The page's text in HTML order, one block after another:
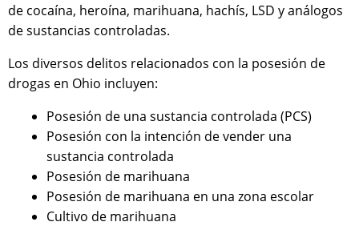
de cocaína, heroína, marihuana, hachís, LSD y análogos
de sustancias controladas.
Los diversos delitos relacionados con la posesión de
drogas en Ohio incluyen:
Posesión de una sustancia controlada (PCS)
Posesión con la intención de vender una
sustancia controlada
Posesión de marihuana
Posesión de marihuana en una zona escolar
Cultivo de marihuana